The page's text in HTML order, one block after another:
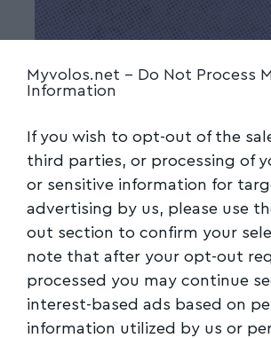
Myvolos.net - Do Not Process
Information
If you wish to opt-out of the
third parties, or processing of
or sensitive information for
advertising by us, please use
out section to confirm your
note that after your opt-out
processed you may continue
interest-based ads based on
information utilized by us or